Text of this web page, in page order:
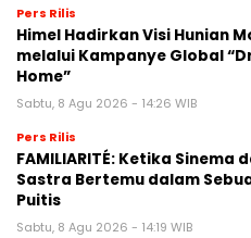
Pers Rilis
Himel Hadirkan Visi Hunian
melalui Kampanye Global
Home”
Sabtu, 8 Agu 2026 - 14:26 WIB
Pers Rilis
FAMILIARITÉ: Ketika Sinema
Sastra Bertemu dalam
Puitis
Sabtu, 8 Agu 2026 - 14:19 WIB